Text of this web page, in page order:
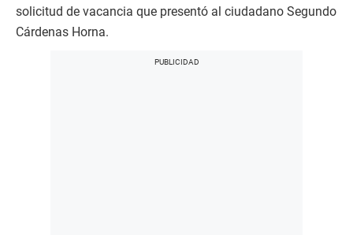
solicitud de vacancia que presentó al ciudadano Segundo
Cárdenas Horna.